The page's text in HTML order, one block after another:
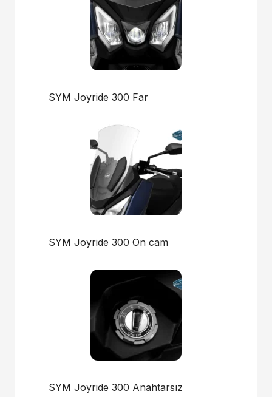
SYM Joyride 300 Far
SYM Joyride 300 Ön cam
SYM Joyride 300 Anahtarsız